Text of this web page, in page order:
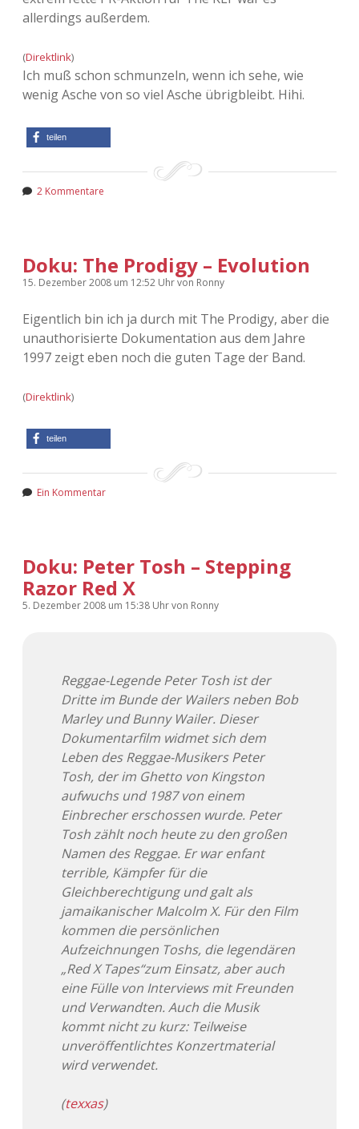
allerdings außerdem.
(Direktlink)
Ich muß schon schmunzeln, wenn ich sehe, wie
wenig Asche von so viel Asche übrigbleibt. Hihi.
teilen
2 Kommentare
Doku: The Prodigy – Evolution
15. Dezember 2008 um 12:52 Uhrvon Ronny
Eigentlich bin ich ja durch mit The Prodigy, aber die
unauthorisierte Dokumentation aus dem Jahre
1997 zeigt eben noch die guten Tage der Band.
(Direktlink)
teilen
Ein Kommentar
Doku: Peter Tosh – Stepping
Razor Red X
5. Dezember 2008 um 15:38 Uhrvon Ronny
Reggae-Legende Peter Tosh ist der
Dritte im Bunde der Wailers neben Bob
Marley und Bunny Wailer. Dieser
Dokumentarfilm widmet sich dem
Leben des Reggae-Musikers Peter
Tosh, der im Ghetto von Kingston
aufwuchs und 1987 von einem
Einbrecher erschossen wurde. Peter
Tosh zählt noch heute zu den großen
Namen des Reggae. Er war enfant
terrible, Kämpfer für die
Gleichberechtigung und galt als
jamaikanischer Malcolm X. Für den Film
kommen die persönlichen
Aufzeichnungen Toshs, die legendären
„Red X Tapes“zum Einsatz, aber auch
eine Fülle von Interviews mit Freunden
und Verwandten. Auch die Musik
kommt nicht zu kurz: Teilweise
unveröffentlichtes Konzertmaterial
wird verwendet.
(texxas)